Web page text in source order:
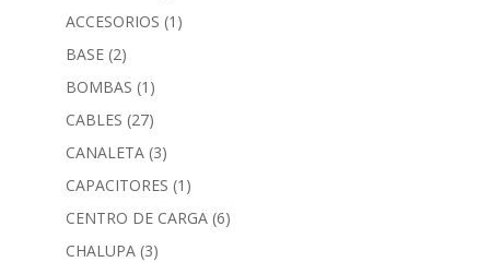
ACCESORIOS (1)
BASE (2)
BOMBAS (1)
CABLES (27)
CANALETA (3)
CAPACITORES (1)
CENTRO DE CARGA (6)
CHALUPA (3)